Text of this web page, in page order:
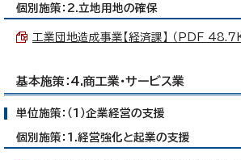
個別施策：2.立地用地の確保
工業団地造成事業【経済課】 （PDF
基本施策：4.商工業・サービス業
単位施策：（1）企業経営の支援
個別施策：1.経営強化と起業の支援